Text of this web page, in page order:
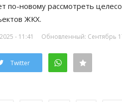
по-новому рассмотреть
ЖКХ.
- 11:41 Обновленный: Сентябрь
Twitter